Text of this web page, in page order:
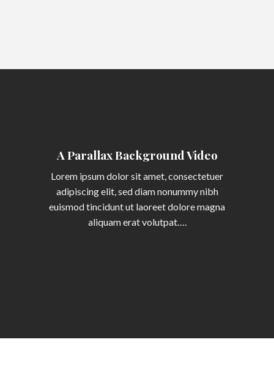
A Parallax Background Video
Lorem ipsum dolor sit amet, consectetuer
adipiscing elit, sed diam nonummy nibh
euismod tincidunt ut laoreet dolore magna
aliquam erat volutpat….